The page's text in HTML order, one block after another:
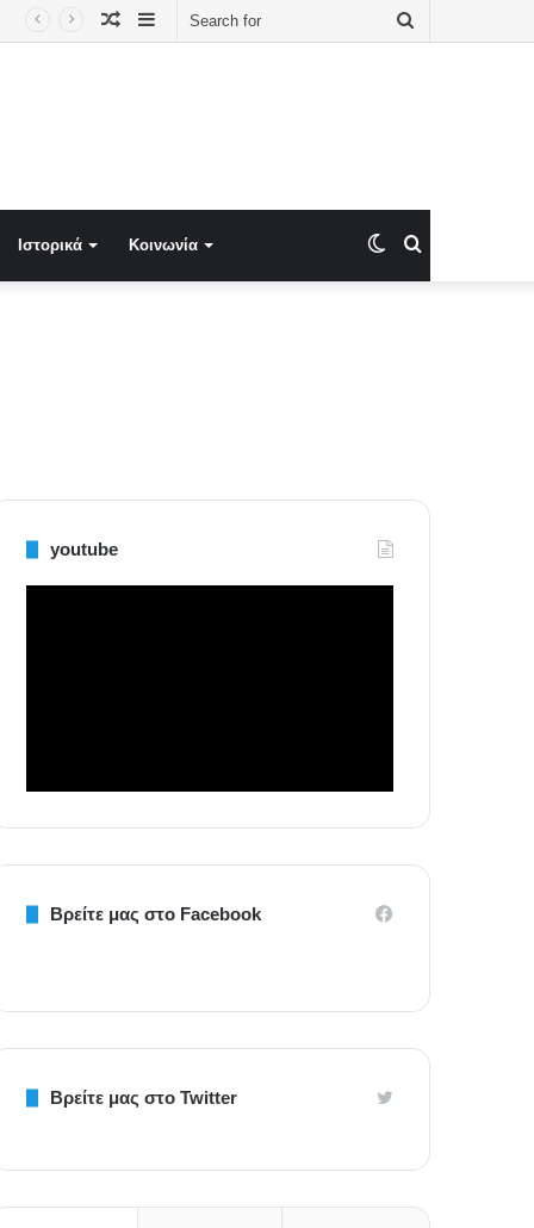
Sidebar
Random
Ιστορικά Κοινωνία Switch
youtube
Βρείτε μας στο Facebook
Βρείτε μας στο Twitter